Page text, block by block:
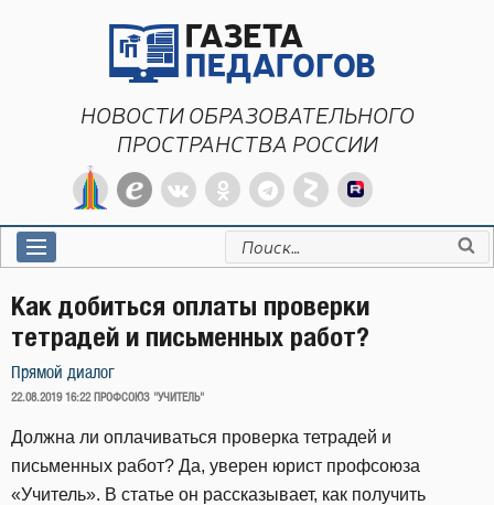
НОВОСТИ ОБРАЗОВАТЕЛЬНОГО
ПРОСТРАНСТВА РОССИИ
Искать:
Как добиться оплаты проверки
тетрадей и письменных работ?
Прямой диалог
ОПУБЛИКОВАНО
22.08.2019 16:22 ПРОФСОЮЗ "УЧИТЕЛЬ"
Должна ли оплачиваться проверка тетрадей и
письменных работ? Да, уверен юрист профсоюза
«Учитель». В статье он рассказывает, как получить